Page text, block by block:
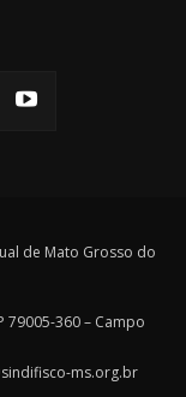
de Mato Grosso do
79005-360 – Campo
ms.org.br